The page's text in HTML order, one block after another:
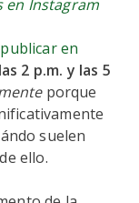
en Instagram
en
2 p.m. y las 5
porque
suelen
ello.